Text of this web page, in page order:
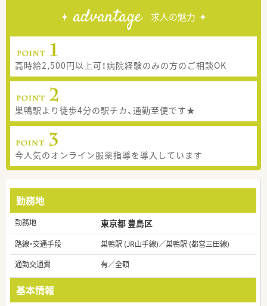
advantage 求人の魅力
高時給2,500円以上可！病院経験のみの方のご相談OK
巣鴨駅より徒歩4分の駅チカ、通勤至便です★
今人気のオンライン服薬指導を導入しています
勤務地
勤務地 東京都 豊島区
路線・交通手段
巣鴨駅 (JR山手線)／巣鴨駅 (都営三田線)
通勤交通費
有／全額
基本情報